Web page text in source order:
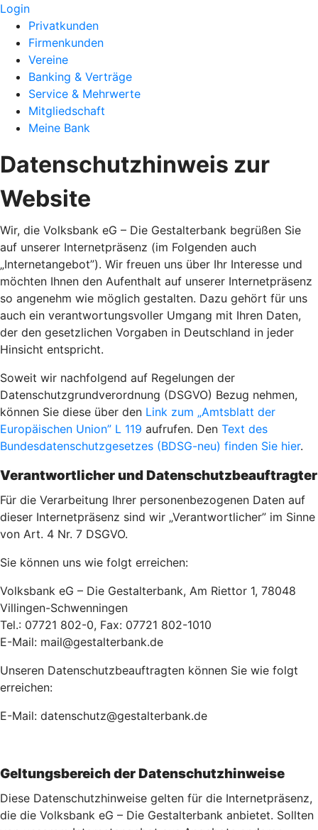
Login
Privatkunden
Firmenkunden
Vereine
Banking & Verträge
Service & Mehrwerte
Mitgliedschaft
Meine Bank
Datenschutzhinweis zur
Website
Wir, die Volksbank eG – Die Gestalterbank begrüßen Sie
auf unserer Internetpräsenz (im Folgenden auch
„Internetangebot”). Wir freuen uns über Ihr Interesse und
möchten Ihnen den Aufenthalt auf unserer Internetpräsenz
so angenehm wie möglich gestalten. Dazu gehört für uns
auch ein verantwortungsvoller Umgang mit Ihren Daten,
der den gesetzlichen Vorgaben in Deutschland in jeder
Hinsicht entspricht.
Soweit wir nachfolgend auf Regelungen der
Datenschutzgrundverordnung (DSGVO) Bezug nehmen,
können Sie diese über den Link zum „Amtsblatt der
Europäischen Union” L 119 aufrufen. Den Text des
Bundesdatenschutzgesetzes (BDSG-neu) finden Sie hier.
Verantwortlicher und Datenschutzbeauftragter
Für die Verarbeitung Ihrer personenbezogenen Daten auf
dieser Internetpräsenz sind wir „Verantwortlicher” im Sinne
von Art. 4 Nr. 7 DSGVO.
Sie können uns wie folgt erreichen:
Volksbank eG – Die Gestalterbank, Am Riettor 1, 78048
Villingen-Schwenningen
Tel.: 07721 802-0, Fax: 07721 802-1010
E-Mail: mail@gestalterbank.de
Unseren Datenschutzbeauftragten können Sie wie folgt
erreichen:
E-Mail: datenschutz@gestalterbank.de
Geltungsbereich der Datenschutzhinweise
Diese Datenschutzhinweise gelten für die Internetpräsenz,
die die Volksbank eG – Die Gestalterbank anbietet. Sollten